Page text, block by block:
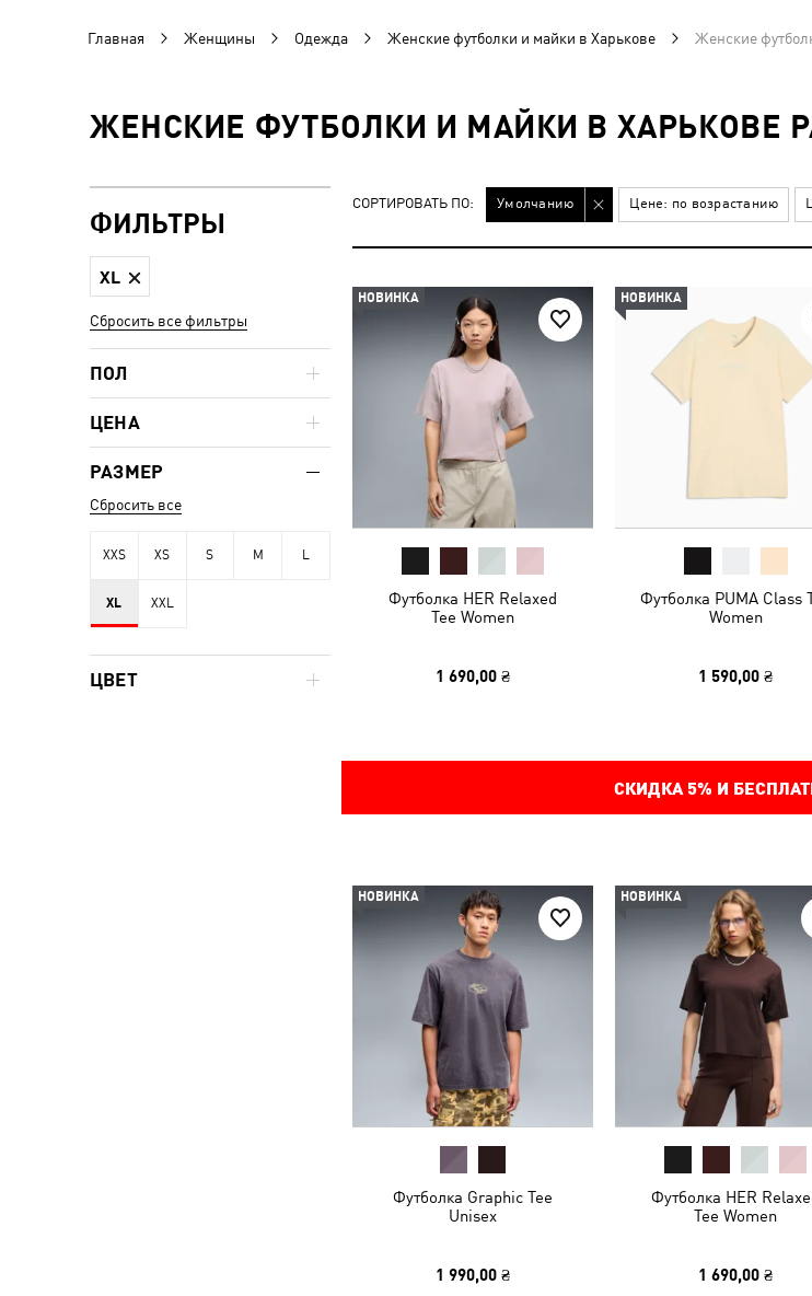
Главная Женщины Одежда Женские футболки и майки в Харькове Женские
ЖЕНСКИЕ ФУТБОЛКИ И МАЙКИ В ХАРЬКОВЕ
СОРТИРОВАТЬ ПО: Умолчанию Цене: по возрастанию
НОВИНКА
Футболка HER Relaxed
Tee Women
1 690,00 ₴
НОВИНКА
Футболка PUMA Class
Women
1 590,00 ₴
СКИДКА 5% И
НОВИНКА
Футболка Graphic Tee
Unisex
1 990,00 ₴
НОВИНКА
Футболка HER
Tee Women
1 690,00 ₴
ФИЛЬТРЫ
XL
Сбросить все фильтры
ПОЛ
ЦЕНА
РАЗМЕР
Сбросить все
XXS XS S M L
XL XXL
ЦВЕТ